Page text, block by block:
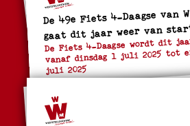
De 49e Fiets 4-Daagse van
gaat dit jaar weer van
De Fiets 4-Daagse wordt dit
vanaf dinsdag 1 juli 2025 tot
juli 2025